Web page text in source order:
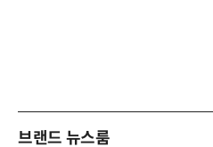
브랜드 뉴스룸